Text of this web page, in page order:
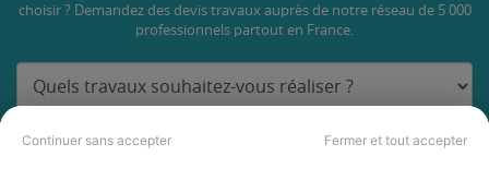
Continuer sans accepter Fermer et tout accepter
choisir ? Demandez des devis travaux auprès de notre réseau de 5 000
professionnels partout en France.